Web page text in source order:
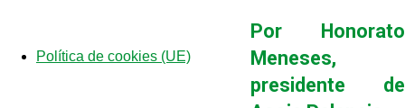
Política de cookies (UE)
Por Honorato
Meneses,
presidente de